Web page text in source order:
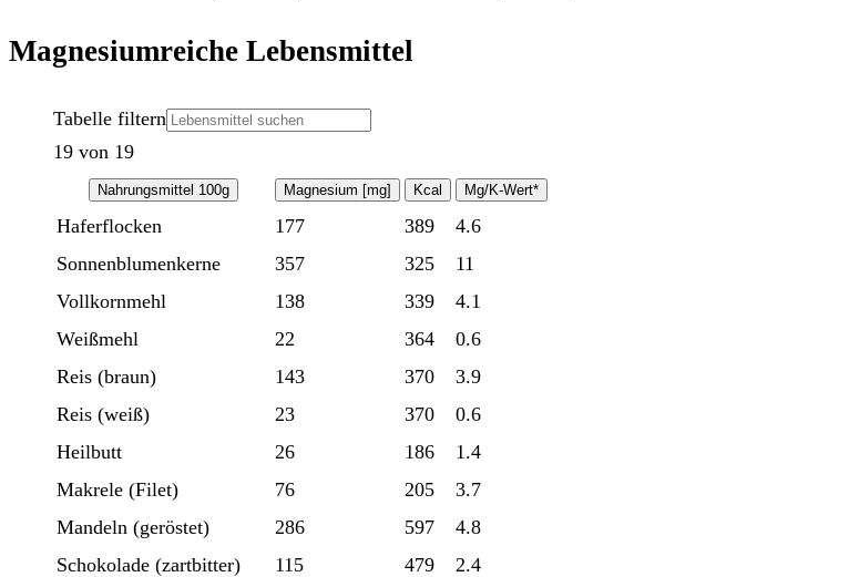
Magnesiumreiche Lebensmittel
Tabelle filtern
19 von 19
Nahrungsmittel 100g Magnesium [mg] Kcal Mg/K-Wert*
Haferflocken 177 389
4.6
Sonnenblumenkerne
357 325
11
Vollkornmehl
138 339
4.1
Weißmehl
22 364
0.6
Reis (braun)
143 370
3.9
Reis (weiß)
23 370
0.6
Heilbutt
26 186
1.4
Makrele (Filet)
76 205
3.7
Mandeln (geröstet)
286 597
4.8
Schokolade (zartbitter)
115 479
2.4